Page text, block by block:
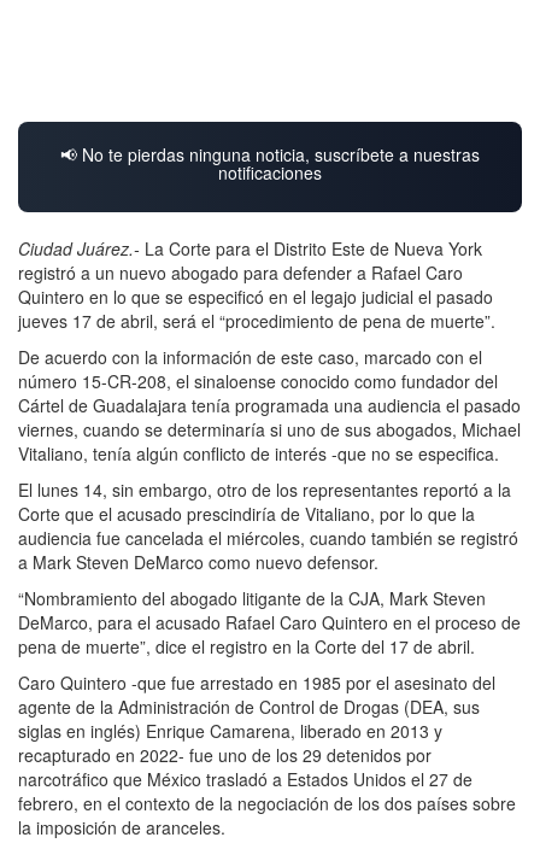
📢 No te pierdas ninguna noticia, suscríbete a nuestras
notificaciones
Ciudad Juárez.- La Corte para el Distrito Este de Nueva York
registró a un nuevo abogado para defender a Rafael Caro
Quintero en lo que se especificó en el legajo judicial el pasado
jueves 17 de abril, será el “procedimiento de pena de muerte”.
De acuerdo con la información de este caso, marcado con el
número 15-CR-208, el sinaloense conocido como fundador del
Cártel de Guadalajara tenía programada una audiencia el pasado
viernes, cuando se determinaría si uno de sus abogados, Michael
Vitaliano, tenía algún conflicto de interés -que no se especifica.
El lunes 14, sin embargo, otro de los representantes reportó a la
Corte que el acusado prescindiría de Vitaliano, por lo que la
audiencia fue cancelada el miércoles, cuando también se registró
a Mark Steven DeMarco como nuevo defensor.
“Nombramiento del abogado litigante de la CJA, Mark Steven
DeMarco, para el acusado Rafael Caro Quintero en el proceso de
pena de muerte”, dice el registro en la Corte del 17 de abril.
Caro Quintero -que fue arrestado en 1985 por el asesinato del
agente de la Administración de Control de Drogas (DEA, sus
siglas en inglés) Enrique Camarena, liberado en 2013 y
recapturado en 2022- fue uno de los 29 detenidos por
narcotráfico que México trasladó a Estados Unidos el 27 de
febrero, en el contexto de la negociación de los dos países sobre
la imposición de aranceles.